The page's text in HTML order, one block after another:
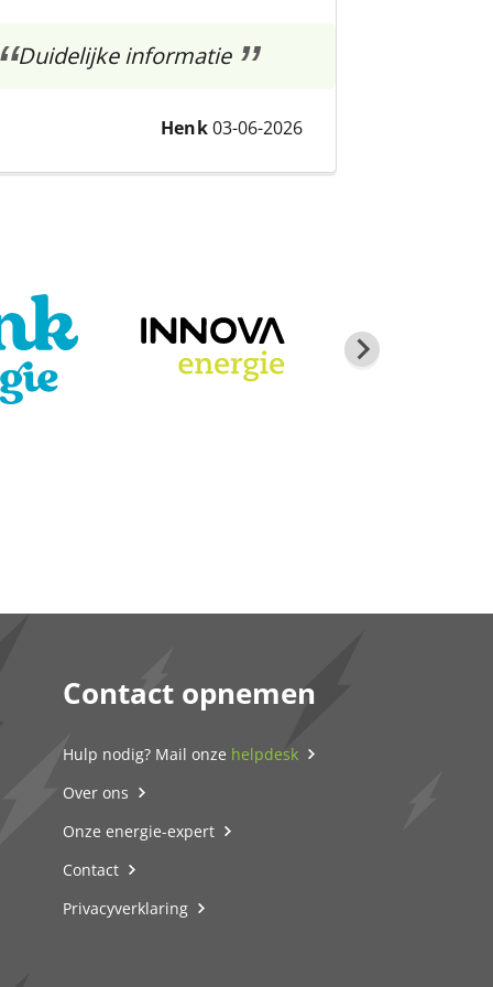
Duidelijke informatie
Henk03-06-2026
Contact opnemen
Hulp nodig? Mail onze helpdesk
Over ons
Onze energie-expert
Contact
Privacyverklaring